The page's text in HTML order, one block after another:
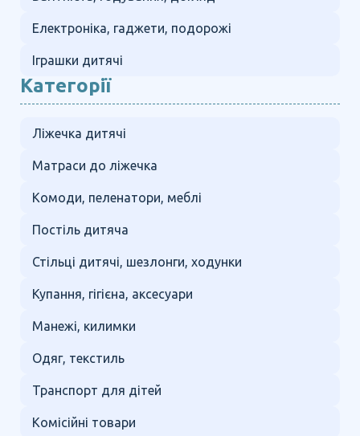
Електроніка, гаджети, подорожі
Іграшки дитячі
Категорії
Ліжечка дитячі
Матраси до ліжечка
Комоди, пеленатори, меблі
Постіль дитяча
Стільці дитячі, шезлонги, ходунки
Купання, гігієна, аксесуари
Манежі, килимки
Одяг, текстиль
Транспорт для дітей
Комісійні товари